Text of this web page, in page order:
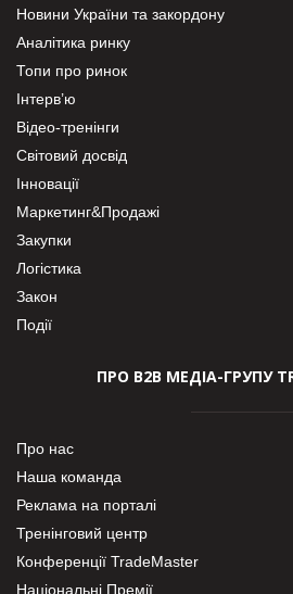
Новини України та закордону
Аналітика ринку
Топи про ринок
Інтерв’ю
Відео-тренінги
Світовий досвід
Інновації
Маркетинг&Продажі
Закупки
Логістика
Закон
Події
ПРО В2В МЕДІА-ГРУПУ
Про нас
Наша команда
Реклама на порталі
Тренінговий центр
Конференції TradeMaster
Національні Премії